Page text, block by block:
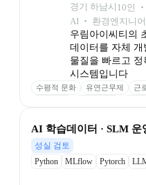
경기 하남시 10인 ‧
AI ‧ 환경엔지니
우림아이씨티의
데이터를 자체 개
물질을 빠르고
시스템입니다
수평적 문화 유연근무제 근
﻿AI 학습데이터 · SLM 운
성실 검토
Python
MLflow Pytorch